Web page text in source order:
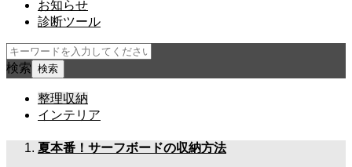
お知らせ
診断ツール
検索
整理収納
インテリア
夏本番！サーフボードの収納方法